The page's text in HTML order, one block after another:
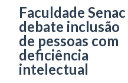
Faculdade Senac
debate inclusão
de pessoas com
deficiência
intelectual